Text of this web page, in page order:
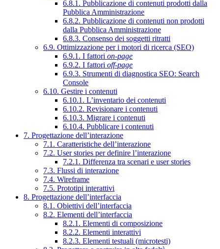
6.8.1. Pubblicazione di contenuti prodotti dalla
Pubblica Amministrazione
6.8.2. Pubblicazione di contenuti non prodotti
dalla Pubblica Amministrazione
6.8.3. Consenso dei soggetti ritratti
6.9. Ottimizzazione per i motori di ricerca (SEO)
6.9.1. I fattori on-page
6.9.2. I fattori off-page
6.9.3. Strumenti di diagnostica SEO: Search
Console
6.10. Gestire i contenuti
6.10.1. L’inventario dei contenuti
6.10.2. Revisionare i contenuti
6.10.3. Migrare i contenuti
6.10.4. Pubblicare i contenuti
7. Progettazione dell’interazione
7.1. Caratteristiche dell’interazione
7.2. User stories per definire l’interazione
7.2.1. Differenza tra scenari e user stories
7.3. Flussi di interazione
7.4. Wireframe
7.5. Prototipi interattivi
8. Progettazione dell’interfaccia
8.1. Obiettivi dell’interfaccia
8.2. Elementi dell’interfaccia
8.2.1. Elementi di composizione
8.2.2. Elementi interattivi
8.2.3. Elementi testuali (microtesti)